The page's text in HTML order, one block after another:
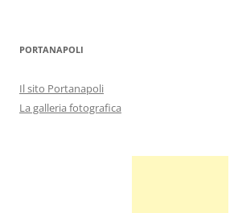
PORTANAPOLI
Il sito Portanapoli
La galleria fotografica